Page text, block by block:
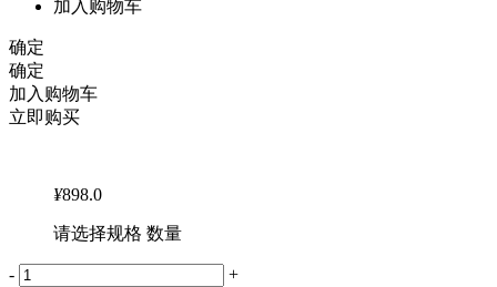
加入购物车
确定
确定
加入购物车
立即购买
¥898.0
请选择规格 数量
-
+